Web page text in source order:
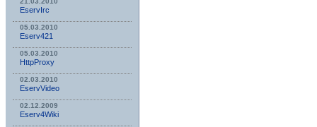
EservIrc
05.03.2010
Eserv421
05.03.2010
HttpProxy
02.03.2010
EservVideo
02.12.2009
Eserv4Wiki